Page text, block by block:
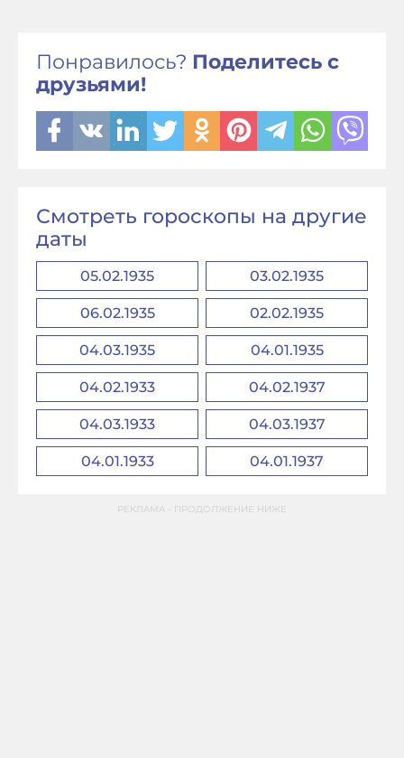
Понравилось? Поделитесь с
друзьями!
Смотреть гороскопы на другие
даты
05.02.1935 03.02.1935
06.02.1935 02.02.1935
04.03.1935 04.01.1935
04.02.1933 04.02.1937
04.03.1933 04.03.1937
04.01.1933 04.01.1937
РЕКЛАМА - ПРОДОЛЖЕНИЕ НИЖЕ